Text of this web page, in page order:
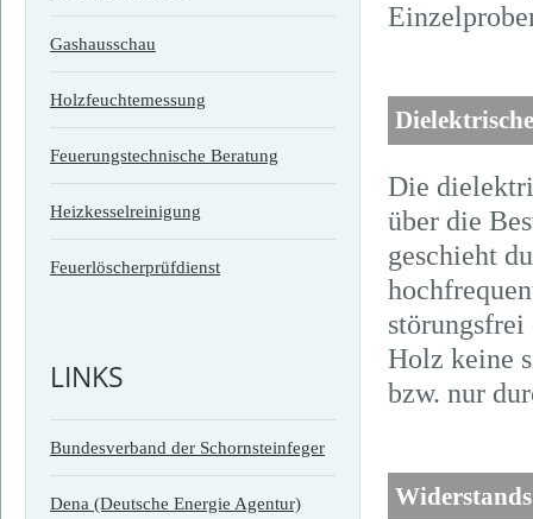
Gashausschau
Holzfeuchtemessung
Feuerungstechnische Beratung
Heizkesselreinigung
Feuerlöscherprüfdienst
LINKS
Bundesverband der Schornsteinfeger
Dena (Deutsche Energie Agentur)
Die
über die
geschieht
störungsfrei
Holz keine
bzw. nur